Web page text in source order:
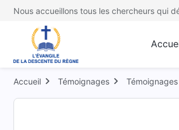
Nous accueillons tous les chercheurs qui
Accueil Témoignages